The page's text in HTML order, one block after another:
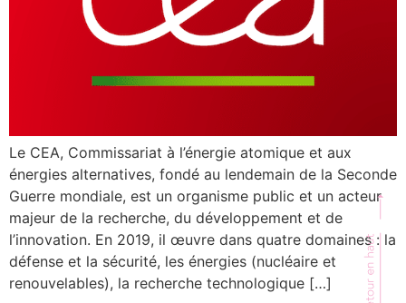
Le CEA, Commissariat à l’énergie atomique et aux
énergies alternatives, fondé au lendemain de la Seconde
Guerre mondiale, est un organisme public et un acteur
majeur de la recherche, du développement et de
l’innovation. En 2019, il œuvre dans quatre domaines : la
défense et la sécurité, les énergies (nucléaire et
renouvelables), la recherche technologique […]